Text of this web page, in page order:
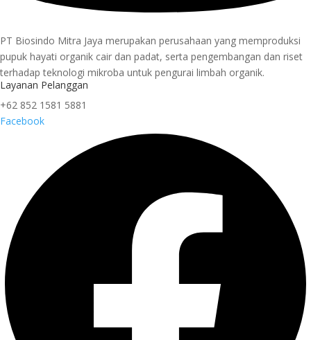
PT Biosindo Mitra Jaya merupakan perusahaan yang memproduksi
pupuk hayati organik cair dan padat, serta pengembangan dan riset
terhadap teknologi mikroba untuk pengurai limbah organik.
Layanan Pelanggan
+62 852 1581 5881
Facebook